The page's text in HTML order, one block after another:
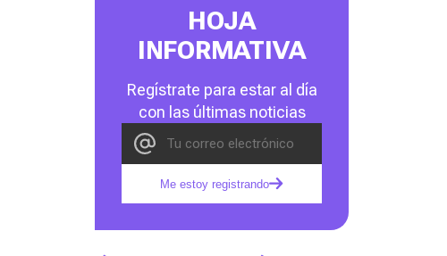
HOJA
INFORMATIVA
Regístrate para estar al día
con las últimas noticias
Me estoy registrando